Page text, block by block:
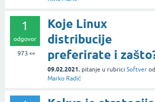
1
odgovor
973 👀
Koje Linux
distribucije
preferirate i
09.02.2021. pitanje u rubrici Softver od
Marko Radić